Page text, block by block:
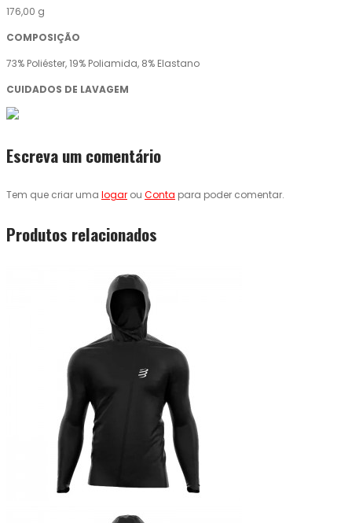
176,00 g
COMPOSIÇÃO
73% Poliéster, 19% Poliamida, 8% Elastano
CUIDADOS DE LAVAGEM
Escreva um comentário
Tem que criar uma logar ou Conta para poder comentar.
Produtos relacionados